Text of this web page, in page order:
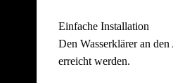
Einfache Installation
Den Wasserklärer an
erreicht werden.